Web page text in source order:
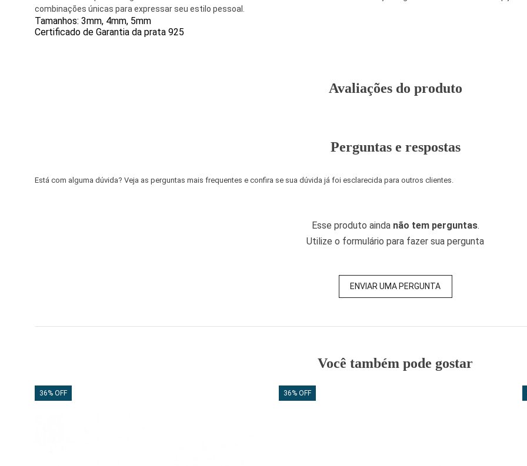
combinações únicas para expressar seu estilo pessoal.
Tamanhos: 3mm, 4mm, 5mm
Certificado de Garantia da prata 925
Avaliações do produto
Perguntas e respostas
Está com alguma dúvida? Veja as perguntas mais frequentes e confira se sua dúvida já foi esclarecida para outros clientes.
Esse produto ainda não tem perguntas.
Utilize o formulário para fazer sua pergunta
ENVIAR UMA PERGUNTA
Você também pode gostar
36% OFF 36% OFF